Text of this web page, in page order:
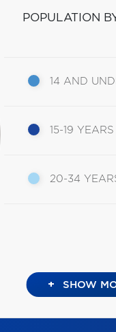
POPULATION
14 AND
15-19 YEARS
20-34
+ SHOW